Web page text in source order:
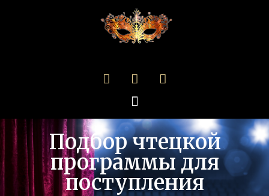
Подбор чтецкой
программы для
поступления